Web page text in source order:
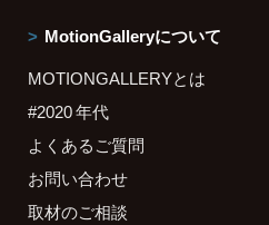
MotionGalleryについて
MOTIONGALLERYとは
#2020 年代
よくあるご質問
お問い合わせ
取材のご相談